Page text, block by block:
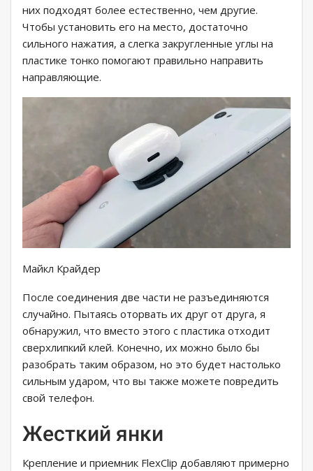
них подходят более естественно, чем другие.
Чтобы установить его на место, достаточно
сильного нажатия, а слегка закругленные углы на
пластике тонко помогают правильно направить
направляющие.
Майкл Крайдер
После соединения две части не разъединяются
случайно. Пытаясь оторвать их друг от друга, я
обнаружил, что вместо этого с пластика отходит
сверхлипкий клей. Конечно, их можно было бы
разобрать таким образом, но это будет настолько
сильным ударом, что вы также можете повредить
свой телефон.
Жесткий янки
Крепление и приемник FlexClip добавляют примерно